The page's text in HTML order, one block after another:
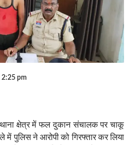
2:25 pm
क्षेत्र में फल दुकान संचालक पर चाकू
पुलिस ने आरोपी को गिरफ्तार कर लिया